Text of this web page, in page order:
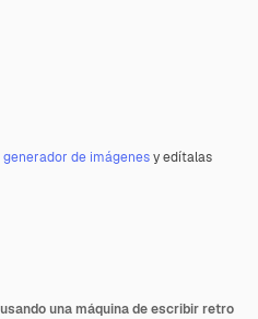
generador de imágenesy edítalas
una máquina de escribir retro